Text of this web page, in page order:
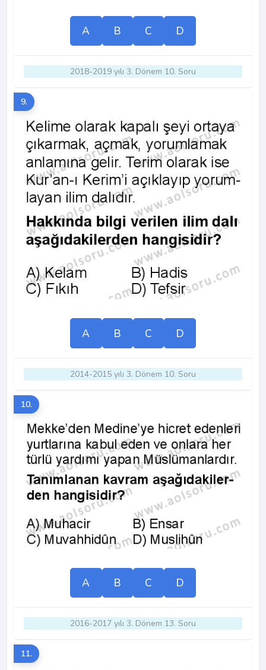
A B C D
2018-2019 yılı 3. Dönem 10. Soru
9.
A B C D
2014-2015 yılı 3. Dönem 10. Soru
10.
A B C D
2016-2017 yılı 3. Dönem 13. Soru
11.